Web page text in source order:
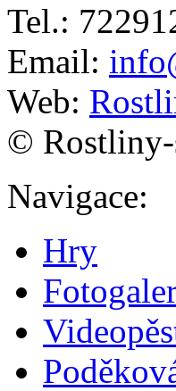
Tel.:
Email:
Web:
© Rostliny-
Navigace:
Hry